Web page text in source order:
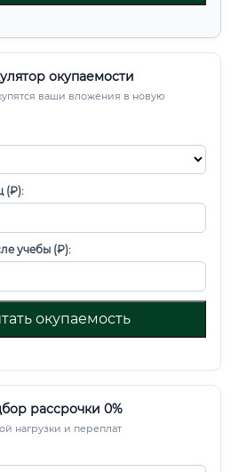
окупаемости
ваши вложения в новую
(₽):
учебы (₽):
окупаемость
рассрочки 0%
нагрузки и переплат